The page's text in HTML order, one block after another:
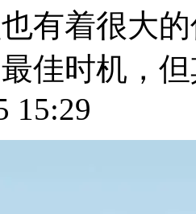
有着很大
佳时机，
15:29